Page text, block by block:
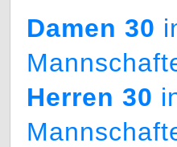
Damen 30
Herren 30